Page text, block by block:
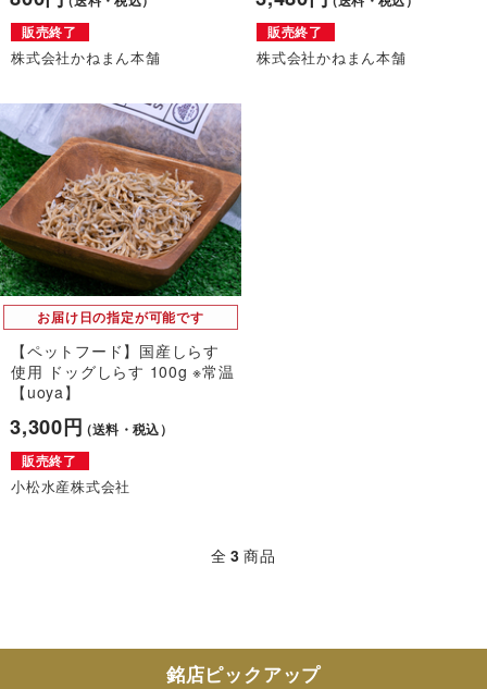
販売終了
株式会社かねまん本舗
販売終了
株式会社かねまん本舗
お届け日の指定が可能です
【ペットフード】国産しらす
使用 ドッグしらす 100g ※常温
【uoya】
3,300円（送料・税込）
販売終了
小松水産株式会社
全 3 商品
銘店ピックアップ